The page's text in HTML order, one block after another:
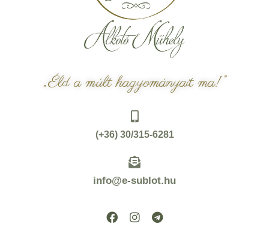
„Éld a múlt hagyományait ma!”
(+36) 30/315-6281
info@e-sublot.hu